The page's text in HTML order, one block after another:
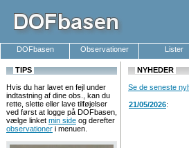
DOFbasen Observationer Lister
TIPS
Hvis du har lavet en fejl under
indtastning af dine obs., kan du
rette, slette eller lave tilføjelser
ved først at logge på DOFbasen,
vælge linket min side og derefter
observationer i menuen.
NYHEDER
Se de seneste
21/05/2026: